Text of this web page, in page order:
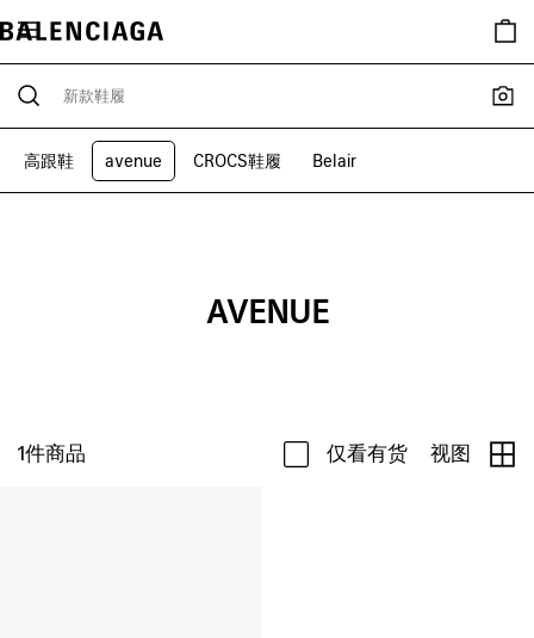
高跟鞋 avenue CROCS鞋履 Belair
AVENUE
1件商品 仅看有货 视图